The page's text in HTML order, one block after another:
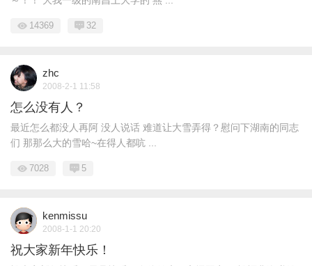
14369 32
zhc
2008-2-1 11:58
怎么没有人？
最近怎么都没人再阿 没人说话 难道让大雪弄得？慰问下湖南的同志
们 那那么大的雪哈~在得人都吭 ...
7028 5
kenmissu
2008-1-1 20:20
祝大家新年快乐！